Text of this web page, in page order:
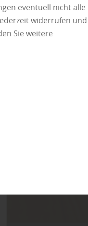
eventuell nicht alle
widerrufen und
Sie weitere